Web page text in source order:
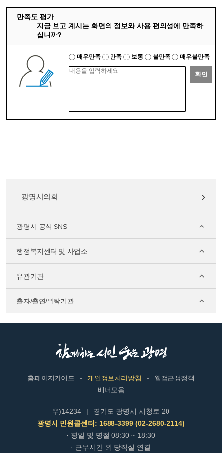
만족도 평가
지금 보고 계시는 화면의 정보와 사용 편의성에 만족하
십니까?
매우만족 만족 보통 불만족 매우불만족
확인
광명시의회
광명시 공식 SNS
행정복지센터 및 사업소
유관기관
출자/출연/위탁기관
홈페이지가이드 개인정보처리방침
웹접근성정책
배너모음
우)14234 |
경기도 광명시 시청로 20
광명시 민원콜센터: 1688-3399 (02-2680-2114)
· 평일 및 명절 08:30 ~ 18:30
· 근무시간 외 당직실 연결